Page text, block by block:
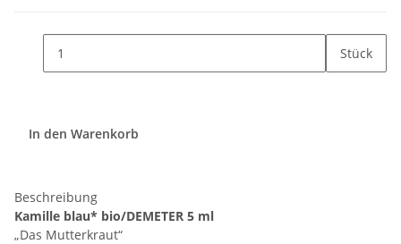
Stück
In den Warenkorb
Beschreibung
Kamille blau* bio/DEMETER 5 ml
„Das Mutterkraut“